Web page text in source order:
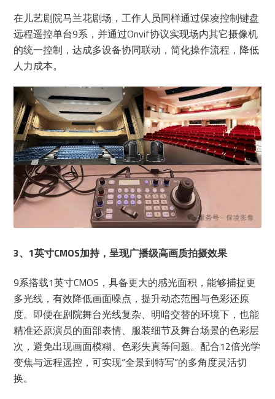
在儿艺剧院马兰花剧场，工作人员同样通过保凌控制键盘
远程遥控单台9系，并通过Onvif协议实现场内其它摄像机
的统一控制，达成多设备协同联动，简化操作流程，降低
人力成本。
3、1英寸CMOS加持，呈现广播级高画质拍摄效果
9系搭载1英寸CMOS，具备更大的感光面积，能够捕捉更
多光线，有效降低画面噪点，提升动态范围与色彩还原
度。即便在剧院舞台光线复杂、明暗交替的环境下，也能
精准还原演员的面部表情、服装细节及舞台场景的色彩层
次，避免出现画面模糊、色彩失真等问题。配合12倍光学
变焦与远程遥控，可实现“全景到特写”的多角度灵活切
换。